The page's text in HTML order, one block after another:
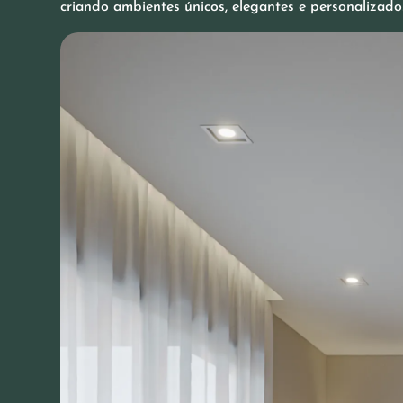
criando ambientes únicos, elegantes e